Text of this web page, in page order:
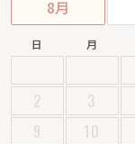
8月
日 月
2
3
9
10